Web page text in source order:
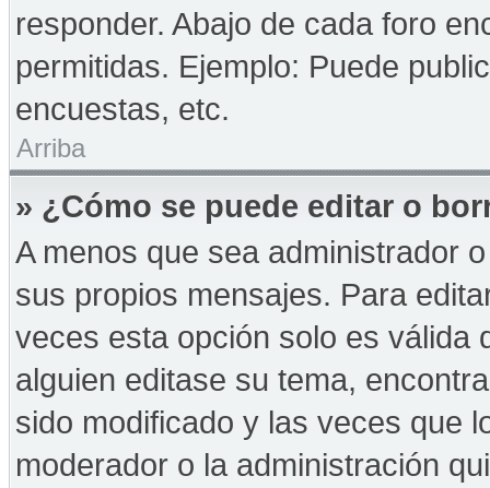
responder. Abajo de cada foro
permitidas. Ejemplo: Puede
encuestas, etc.
Arriba
» ¿Cómo se puede editar o
A menos que sea administrador
sus propios mensajes. Para
veces esta opción solo es válida
alguien editase su tema,
sido modificado y las veces que
moderador o la administración